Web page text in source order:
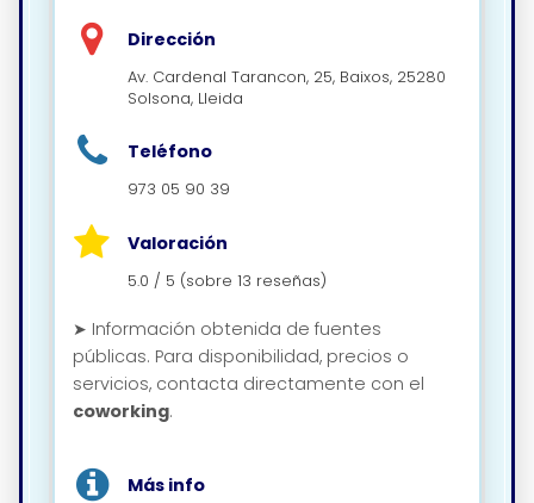
Dirección
Av. Cardenal Tarancon, 25, Baixos, 25280
Solsona, Lleida
Teléfono
973 05 90 39
Valoración
5.0 / 5 (sobre 13 reseñas)
➤ Información obtenida de fuentes
públicas. Para disponibilidad, precios o
servicios, contacta directamente con el
coworking.
Más info